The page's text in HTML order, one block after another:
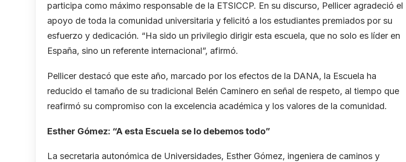
participa como máximo responsable de la ETSICCP. En su discurso, Pellicer agradeció el
apoyo de toda la comunidad universitaria y felicitó a los estudiantes premiados por su
esfuerzo y dedicación. “Ha sido un privilegio dirigir esta escuela, que no solo es líder en
España, sino un referente internacional”, afirmó.
Pellicer destacó que este año, marcado por los efectos de la DANA, la Escuela ha
reducido el tamaño de su tradicional Belén Caminero en señal de respeto, al tiempo que
reafirmó su compromiso con la excelencia académica y los valores de la comunidad.
Esther Gómez: “A esta Escuela se lo debemos todo”
La secretaria autonómica de Universidades, Esther Gómez, ingeniera de caminos y